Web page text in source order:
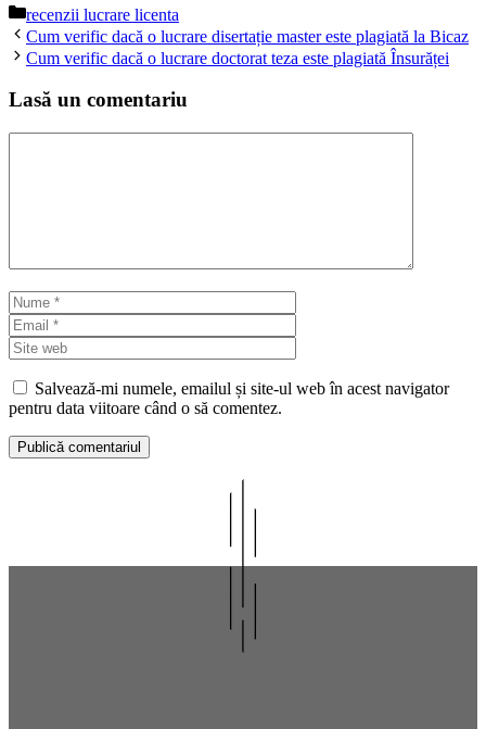
Categorii
recenzii lucrare licenta
Cum verific dacă o lucrare disertație master este plagiată la Bicaz
Cum verific dacă o lucrare doctorat teza este plagiată Însurăței
Lasă un comentariu
Nume
web
Salvează-mi numele, emailul și site-ul web în acest navigator
pentru data viitoare când o să comentez.